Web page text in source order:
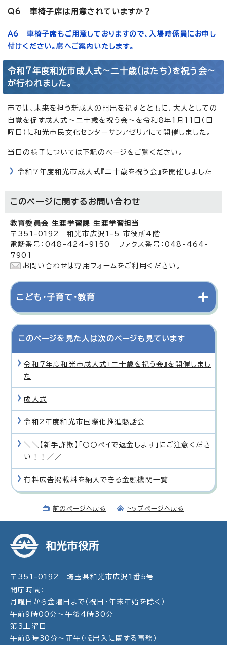
Q6 車椅子席は用意されていますか？
A6 車椅子席もご用意しておりますので、入場時係員にお申し
付けください。席へご案内いたします。
令和7年度和光市成人式～二十歳（はたち）を祝う会～
が行われました。
市では、未来を担う新成人の門出を祝すとともに、大人としての
自覚を促す成人式～二十歳を祝う会～を令和8年1月11日（日
曜日）に和光市民文化センターサンアゼリアにて開催しました。
当日の様子については下記のページをご覧ください。
令和7年度和光市成人式『二十歳を祝う会』を開催しました
このページに関する お問い合わせ
教育委員会 生涯学習課 生涯学習担当
〒351-0192 和光市広沢1-5 市役所4階
電話番号：048-424-9150 ファクス番号：048-464-
7901
お問い合わせは専用フォームをご利用ください。
こども・子育て・教育
このページを見た人は次のページも見ています
令和7年度和光市成人式『二十歳を祝う会』を開催しまし
た
成人式
令和2年度和光市国際化推進懇話会
＼＼【新手詐欺】「〇〇ペイで返金します」にご注意くださ
い！！／／
有料広告掲載料を納入できる金融機関一覧
前のページへ戻る トップページへ戻る
和光市役所
〒351-0192 埼玉県和光市広沢1番5号
開庁時間：
月曜日から金曜日まで（祝日・年末年始を除く）
午前9時00分～午後4時30分
第3土曜日
午前8時30分～正午（転出入に関する事務）